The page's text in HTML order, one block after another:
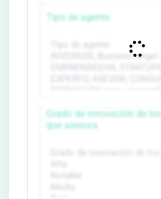
Tipo de agente
Grado de innovación de
que asesora